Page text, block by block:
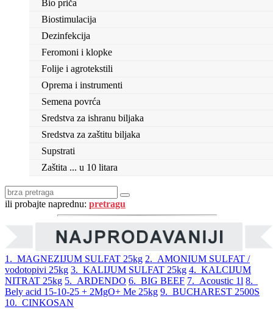
Bio priča
Biostimulacija
Dezinfekcija
Feromoni i klopke
Folije i agrotekstili
Oprema i instrumenti
Semena povrća
Sredstva za ishranu biljaka
Sredstva za zaštitu biljaka
Supstrati
Zaštita ... u 10 litara
ili probajte naprednu: pretragu
1. MAGNEZIJUM SULFAT 25kg 2. AMONIUM SULFAT /
vodotopivi 25kg 3. KALIJUM SULFAT 25kg 4. KALCIJUM
NITRAT 25kg 5. ARDENDO 6. BIG BEEF 7. Acoustic 1l 8.
Bely acid 15-10-25 + 2MgO+ Me 25kg 9. BUCHAREST 2500S
10. CINKOSAN